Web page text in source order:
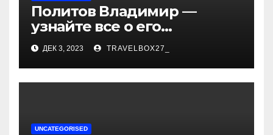
Политов Владимир —
узнайте все о его
биографии, возрасте и
впечатляющих
достижениях!
ДЕК 3, 2023 TRAVELBOX27_
UNCATEGORISED